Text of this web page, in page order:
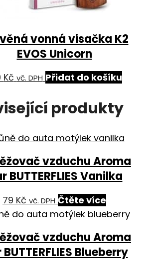
vonná visačka K2
EVOS Unicorn
Kč vč. DPH Přidat do košíku
produkty
vzduchu Aroma
BUTTERFLIES Vanilka
79 Kč vč. DPH Čtěte více
vzduchu Aroma
Blueberry